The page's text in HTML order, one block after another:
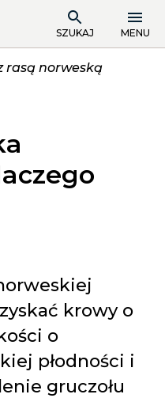
SZUKAJ MENU
rasą norweską
krowy o
o
płodności i
gruczołu